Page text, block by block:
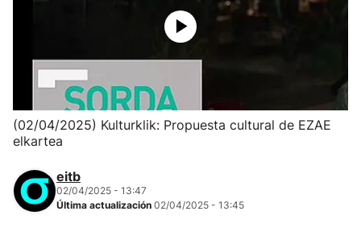
(02/04/2025) Kulturklik: Propuesta cultural de EZAE
elkartea
eitb
02/04/2025 - 13:47
Última actualización 02/04/2025 - 13:45